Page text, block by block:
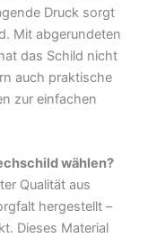
Druck sorgt
Mit abgerundeten
das Schild nicht
auch praktische
zur einfachen
wählen?
Qualität aus
hergestellt –
Dieses Material